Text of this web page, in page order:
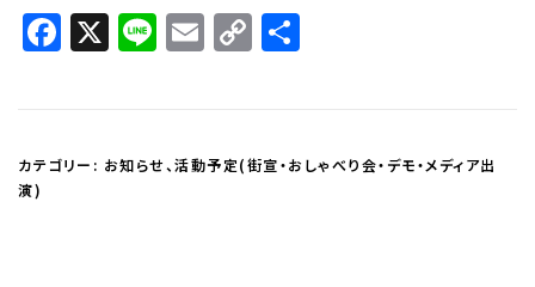
Facebook
X LineEmail
Copy
Link
カテゴリー: お知らせ、活動予定(街宣・おしゃべり会・デモ・メディア出
演)